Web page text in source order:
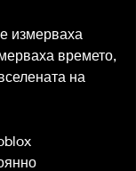
измерваха
времето,
на